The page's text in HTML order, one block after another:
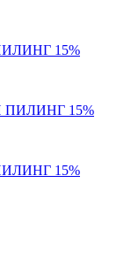
15%
15%